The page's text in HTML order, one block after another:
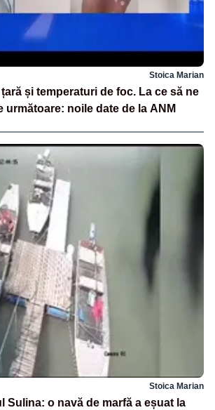
Stoica Marian
și temperaturi de foc. La ce să ne
următoare: noile date de la ANM
Stoica Marian
Sulina: o navă de marfă a eșuat la